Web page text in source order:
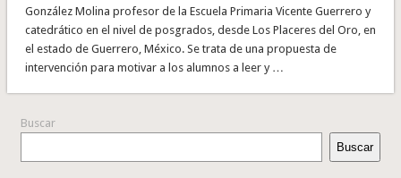
González Molina profesor de la Escuela Primaria Vicente Guerrero y
catedrático en el nivel de posgrados, desde Los Placeres del Oro, en
el estado de Guerrero, México. Se trata de una propuesta de
intervención para motivar a los alumnos a leer y …
Buscar
Buscar